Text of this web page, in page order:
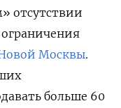
отсутствии
Москвы.
больше 60